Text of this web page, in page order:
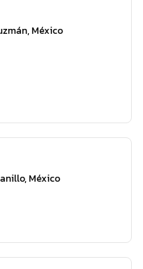
,México
,México